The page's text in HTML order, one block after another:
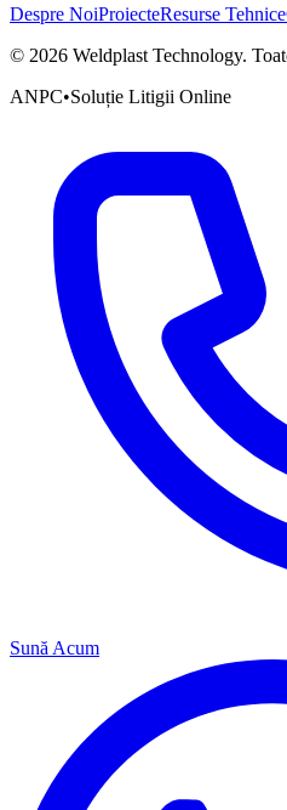
Despre NoiProiecteResurse Tehnice
© 2026 Weldplast Technology.
ANPC•Soluție Litigii Online
Sună Acum